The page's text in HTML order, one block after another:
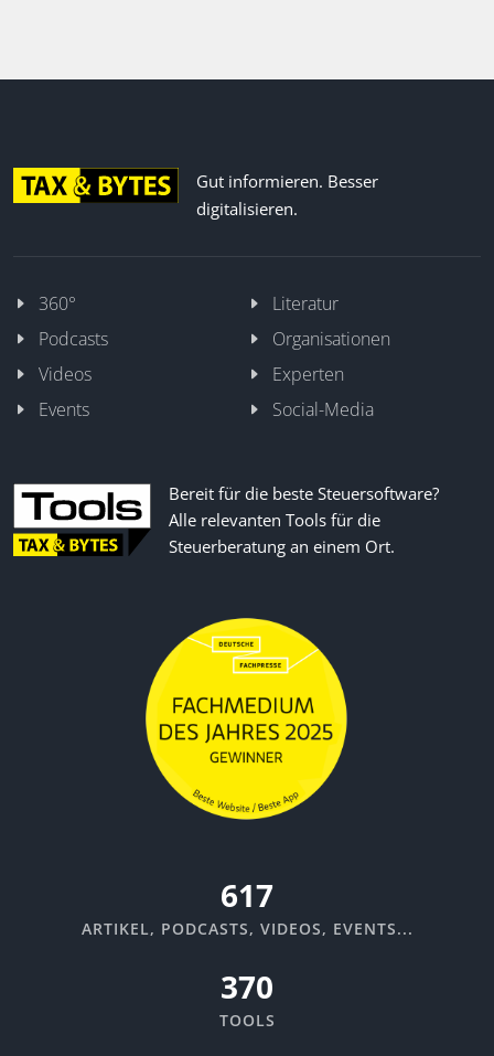
Gut informieren. Besser
digitalisieren.
360°
Literatur
Podcasts
Organisationen
Videos
Experten
Events
Social-Media
Bereit für die beste Steuersoftware?
Alle relevanten Tools für die
Steuerberatung an einem Ort.
670
ARTIKEL, PODCASTS, VIDEOS, EVENTS...
370
TOOLS